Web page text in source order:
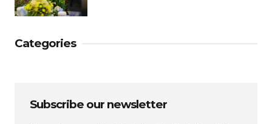
Categories
Subscribe our newsletter